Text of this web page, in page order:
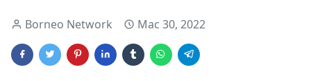
Borneo Network Mac 30, 2022